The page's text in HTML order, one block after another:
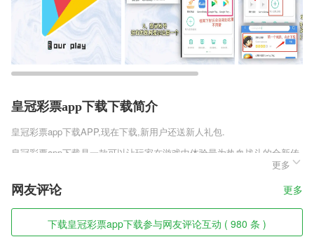
皇冠彩票app下载下载简介
皇冠彩票app下载APP,现在下载,新用户还送新人礼包.
皇冠彩票app下载是一款可以让玩家在游戏中体验最为热血战斗的全新传
奇类角色扮演手机游戏，你将在手机上重游玛法大陆，熟悉的场景将会重
燃玩家的热血。经典的红名、攻沙、一刀999悉数回归，你将在游戏中体
验最经典的传奇玩法，享受全新的游戏乐趣。
皇冠彩票app下载软件特色
1,【AI智能学】
更多
网友评论 更多
下载皇冠彩票app下载参与网友评论互动 ( 980 条 )